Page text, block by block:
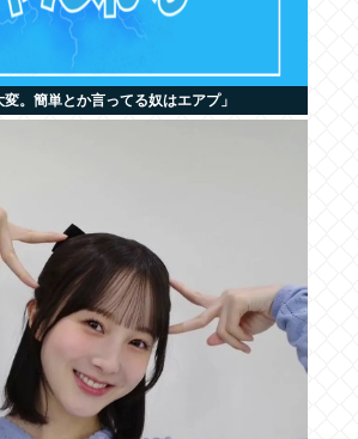
。簡単とか言ってる奴はエアプ」